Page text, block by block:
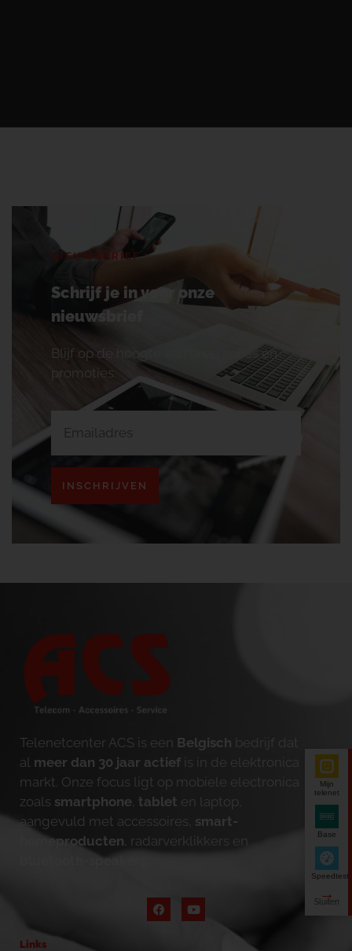
NIEUWSBRIEF
Schrijf je in voor onze
nieuwsbrief
Blijf op de hoogte van onze acties en
promoties.
INSCHRIJVEN
Telenetcenter ACS is een Belgisch bedrijf dat
al meer dan 30 jaar actief is in de elektronica
markt. Onze focus ligt op mobiele electronica
zoals smartphone tablet en laptop,
aangevuld met accessoires, smart-
homeproducten , radarverklikkers en
bluetooth-speakers
Links
Mijn
telenet
Base
Speedtest